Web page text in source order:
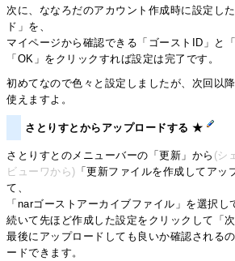
次に、ななろだのアカウント作成時に設定した
ド」を、
マイページから確認できる「ゴーストID」と
「OK」をクリックすれば設定は完了です。
初めてなので色々と設定しましたが、次回以
使えますよ。
さとりすとからアップロードする ★
さとりすとのメニューバーの「更新」から (シ
ビューワから) 「更新ファイルを作成してアッ
て、
「narゴーストアーカイブファイル」を選択し
続いて先ほど作成した設定をクリックして「次
最後にアップロードしても良いか確認される
ードできます。